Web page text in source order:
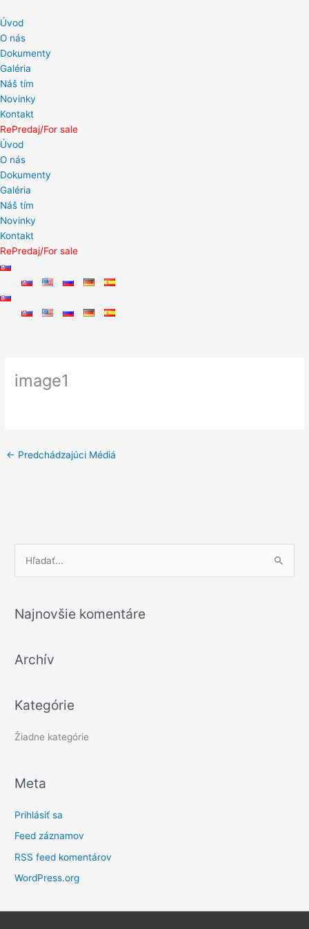
na
obsah
Úvod
O nás
Dokumenty
Galéria
Náš tím
Novinky
Kontakt
RePredaj/For sale
Úvod
O nás
Dokumenty
Galéria
Náš tím
Novinky
Kontakt
RePredaj/For sale
image1
← Predchádzajúci Médiá
ľ
d
:
Najnovšie komentáre
Archív
Kategórie
Žiadne kategórie
Meta
Prihlásiť sa
Feed záznamov
RSS feed komentárov
WordPress.org